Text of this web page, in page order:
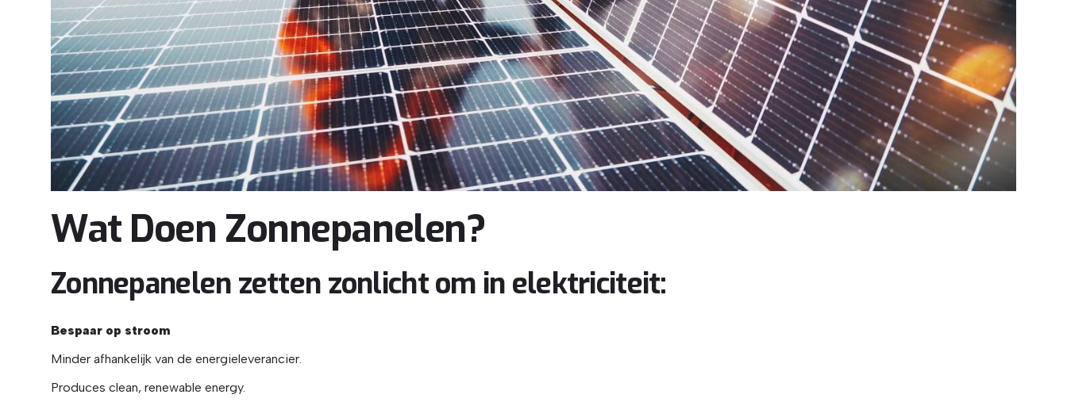
Wat Doen Zonnepanelen?
Zonnepanelen zetten zonlicht om in elektriciteit:
Bespaar op stroom
Minder afhankelijk van de energieleverancier.
Produces clean, renewable energy.